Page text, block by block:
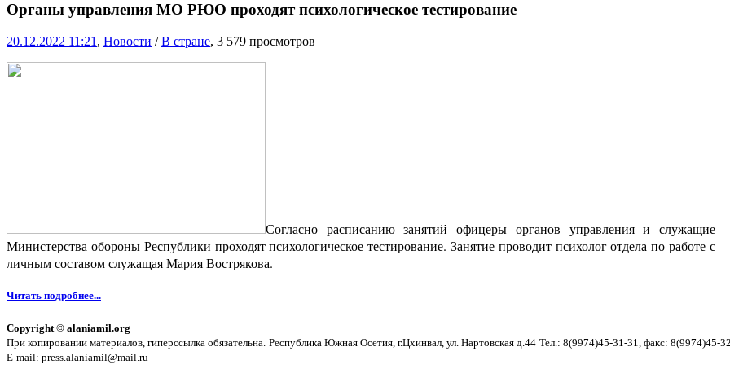
Органы управления МО РЮО проходят психологическое тестирование
20.12.2022 11:21 , Новости /В стране, 3 579 просмотров
Согласно расписанию занятий офицеры органов управления и служащие
Министерства обороны Республики проходят психологическое тестирование. Занятие проводит психолог отдела по работе с
личным составом служащая Мария Вострякова.
Читать подробнее...
Copyright © alaniamil.org
При копировании материалов, гиперссылка обязательна. Республика Южная Осетия, г.Цхинвал, ул. Нартовская д.44 Тел.: 8(9974)45-31-31, факс: 8(9974)45-
E-mail: press.alaniamil@mail.ru